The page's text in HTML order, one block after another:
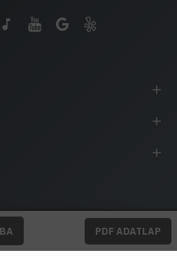
PDF ADATLAP
© 1991-2025 Energia Háza